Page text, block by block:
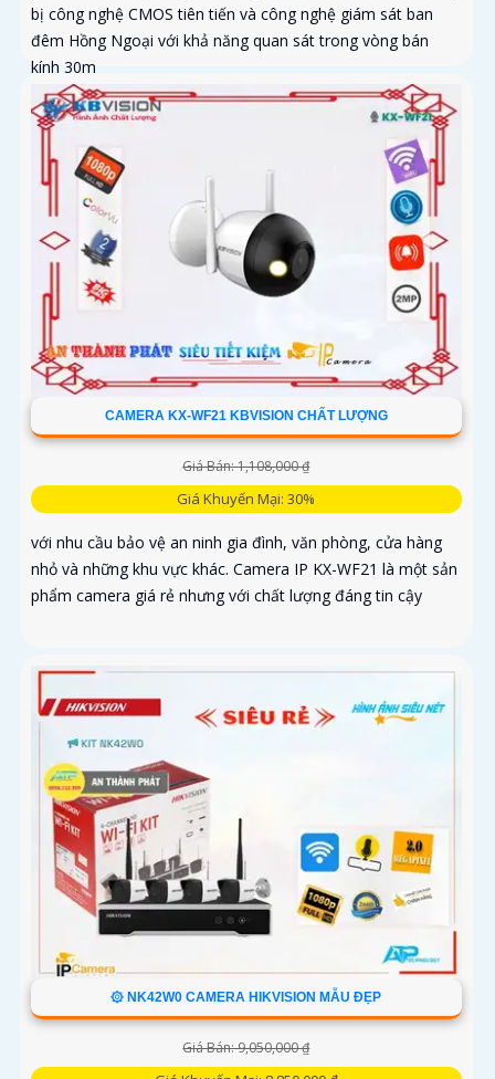
bị công nghệ CMOS tiên tiến và công nghệ giám sát ban
đêm Hồng Ngoại với khả năng quan sát trong vòng bán
kính 30m
CAMERA KX-WF21 KBVISION CHẤT LƯỢNG
Giá Bán: 1,108,000 ₫
Giá Khuyến Mại: 30%
với nhu cầu bảo vệ an ninh gia đình, văn phòng, cửa hàng
nhỏ và những khu vực khác. Camera IP KX-WF21 là một sản
phẩm camera giá rẻ nhưng với chất lượng đáng tin cậy
۞ NK42W0 CAMERA HIKVISION MẪU ĐẸP
Giá Bán: 9,050,000 ₫